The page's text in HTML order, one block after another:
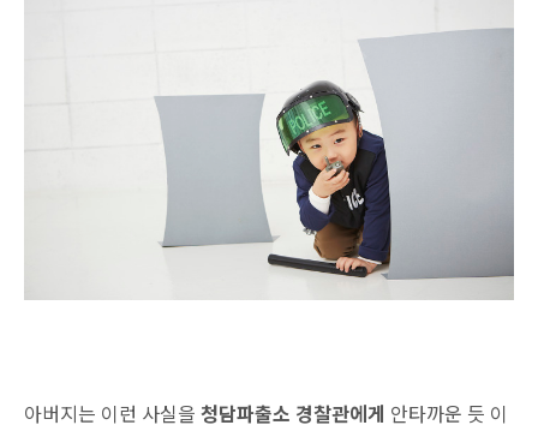
아버지는 이런 사실을 청담파출소 경찰관에게 안타까운 듯 이